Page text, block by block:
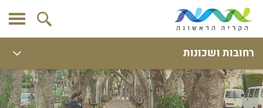
רחובות ושכונות